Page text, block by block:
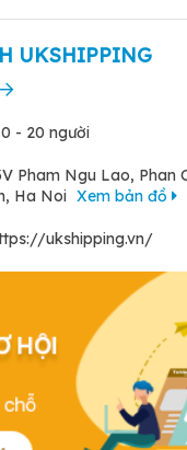
UKSHIPPING
- 20 người
Pham Ngu Lao, Phan
Ha Noi Xem bản đồ
ukshipping.vn/